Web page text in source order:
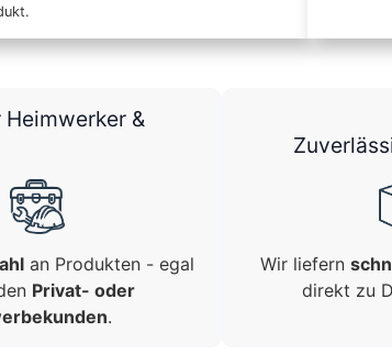
&
an Produkten - egal
Privat- oder
.
Wir liefern
direkt zu